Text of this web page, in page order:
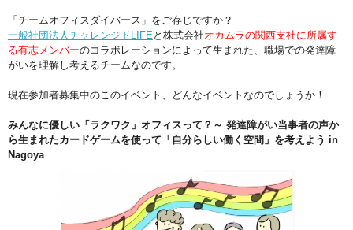
「チームオフィスダイバース」をご存じですか？
一般社団法人チャレンジドLIFE と株式会社オカムラの関西支社に所属す
る有志メンバーのコラボレーションによって生まれた、職場での発達障
がいを理解し考えるチームなのです。
現在参加者募集中のこのイベント、どんなイベントなのでしょうか！
みんなに優しい「ラクワク」オフィスって？～ 発達障がい当事者の声か
ら生まれたカードゲームを使って「自分らしい働く空間」を考えよう in
Nagoya